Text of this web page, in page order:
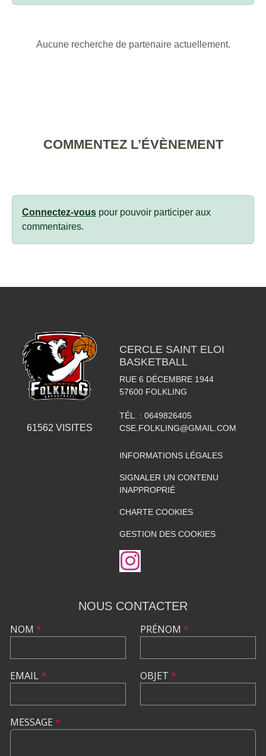
Aucune recherche de partenaire actuellement.
COMMENTEZ L’ÉVÈNEMENT
Connectez-vous pour pouvoir participer aux
commentaires.
61562 VISITES
CERCLE SAINT ELOI
BASKETBALL
RUE 6 DÉCEMBRE 1944
57600 FOLKLING
TÉL. : 0649826405
CSE.FOLKLING@GMAIL.COM
INFORMATIONS LÉGALES
SIGNALER UN CONTENU
INAPPROPRIÉ
CHARTE COOKIES
GESTION DES COOKIES
NOUS CONTACTER
NOM *
EMAIL*
PRÉNOM *
OBJET *
MESSAGE *